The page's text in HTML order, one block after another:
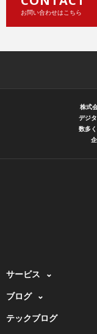
お問い合わせはこちら
株式
デジ
数多
サービス
ブログ
テックブログ